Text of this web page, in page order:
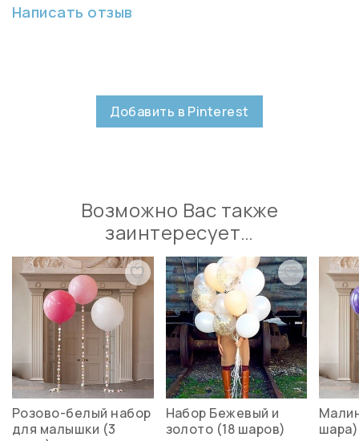
Написать отзыв
Добавить в Pinterest
Возможно Вас также
заинтересует…
Розово-белый набор
для малышки (3
Набор Бежевый и
золото (18 шаров)
шара)